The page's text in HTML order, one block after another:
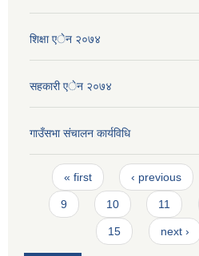
शिक्षा एेन २०७४
सहकारी एेन २०७४
गाउँसभा संचालन कार्यविधि
Pages
« first ‹ previous
9 10 11
15 next ›